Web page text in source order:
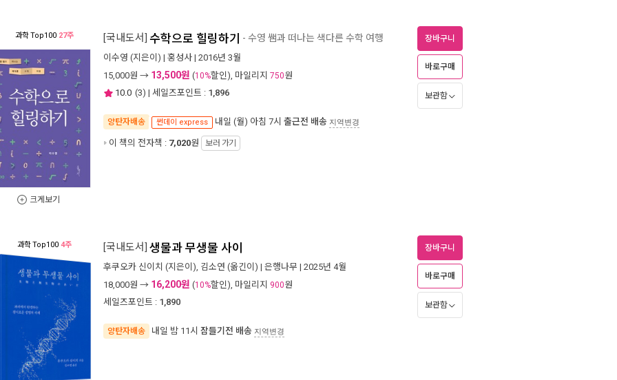
과학Top100 27주
크게보기
[국내도서] 수학으로 힐링하기 - 수영 쌤과 떠나는 색다른 수학 여행
이수영 (지은이) | 홍성사 | 2016년 3월
15,000원 → 13,500원 (10%할인), 마일리지 750원
10.0 (3) | 세일즈포인트 : 1,896
양탄자배송 썬데이 express 내일 (월) 아침 7시 출근전 배송 지역변경
이 책의 전자책 : 7,020원 보러 가기
장바구니
바로구매
보관함
과학Top100 4주 [국내도서] 생물과 무생물 사이
후쿠오카 신이치 (지은이), 김소연 (옮긴이) | 은행나무 | 2025년 4월
18,000원 → 16,200원 (10%할인), 마일리지 900원
세일즈포인트 : 1,890
양탄자배송 내일 밤 11시 잠들기전 배송 지역변경
장바구니
바로구매
보관함